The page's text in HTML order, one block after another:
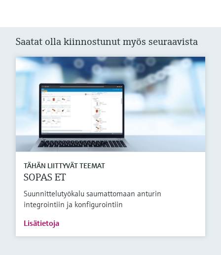
Saatat olla kiinnostunut myös seuraavista
TÄHÄN LIITTYVÄT TEEMAT
SOPAS ET
Suunnittelutyökalu saumattomaan anturin
integrointiin ja konfigurointiin
Lisätietoja